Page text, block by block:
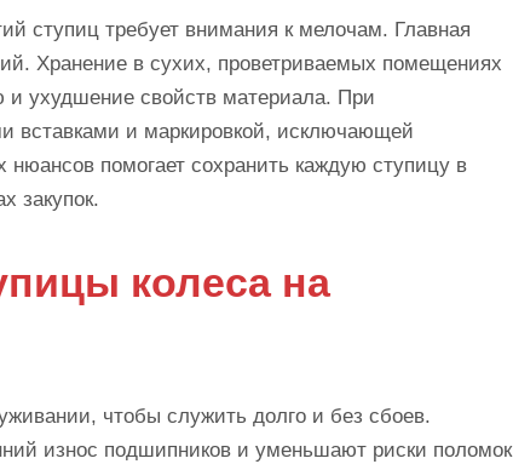
ступиц требует внимания к мелочам. Главная
Хранение в сухих, проветриваемых помещениях
и ухудшение свойств материала. При
вставками и маркировкой, исключающей
помогает сохранить каждую ступицу в
закупок.
колеса на
чтобы служить долго и без сбоев.
износ подшипников и уменьшают риски поломок